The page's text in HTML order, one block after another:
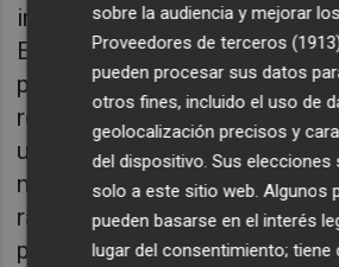
imágenes.
Electrónica de microondas:
propiedades de alta
resistencia a altas
utiliza en componentes
microondas, como circuitos
radiofrecuencia (RFIC) y
potencia.
sobre la audiencia y mejorar
Proveedores de terceros
pueden procesar sus datos
otros fines, incluido el uso de
geolocalización precisos y
del dispositivo. Sus elecciones
solo a este sitio web. Algunos
pueden basarse en el interés
lugar del consentimiento; tiene